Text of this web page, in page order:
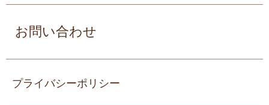
お問い合わせ
プライバシーポリシー